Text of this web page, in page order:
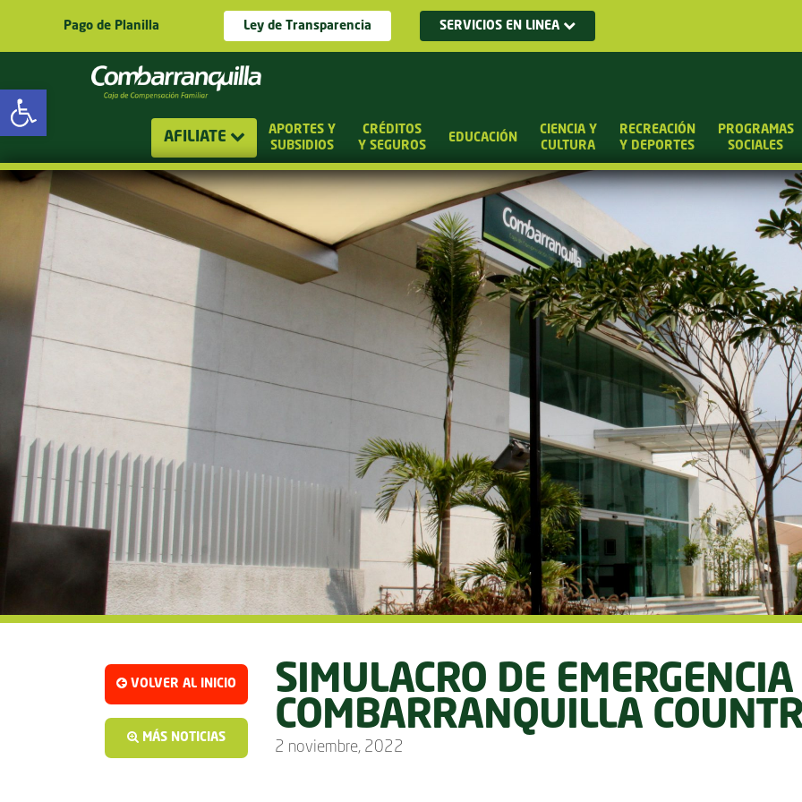
Abrir barra de herramientas
Pago de Planilla Ley de Transparencia SERVICIOS EN LINEA
AFILIATE
APORTES Y
SUBSIDIOS
CRÉDITOS
Y SEGUROS
EDUCACIÓN
CIENCIA Y
CULTURA
RECREACIÓN
Y DEPORTES
PROGRAMAS
SOCIALES
VOLVER AL INICIO
MÁS NOTICIAS
SIMULACRO DE EMERGENCIA
COMBARRANQUILLA
2 noviembre, 2022